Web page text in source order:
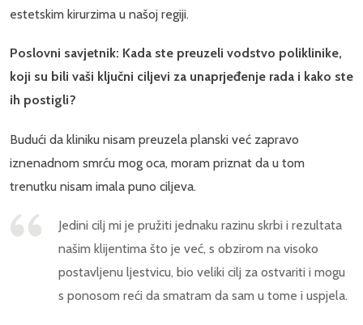
estetskim kirurzima u našoj regiji.
Poslovni savjetnik: Kada ste preuzeli vodstvo poliklinike,
koji su bili vaši ključni ciljevi za unaprjeđenje rada i kako ste
ih postigli?
Budući da kliniku nisam preuzela planski već zapravo
iznenadnom smrću mog oca, moram priznat da u tom
trenutku nisam imala puno ciljeva.
Jedini cilj mi je pružiti jednaku razinu skrbi i rezultata
našim klijentima što je već, s obzirom na visoko
postavljenu ljestvicu, bio veliki cilj za ostvariti i mogu
s ponosom reći da smatram da sam u tome i uspjela.